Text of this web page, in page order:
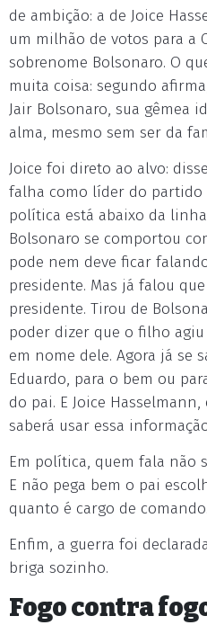
de ambição: a de Joice
um milhão de votos para a
sobrenome Bolsonaro. O
muita coisa: segundo
Jair Bolsonaro, sua gêmea
alma, mesmo sem ser da
Joice foi direto ao alvo:
falha como líder do partido
política está abaixo da
Bolsonaro se comportou
pode nem deve ficar
presidente. Mas já falou
presidente. Tirou de
poder dizer que o filho
em nome dele. Agora já se
Eduardo, para o bem ou
do pai. E Joice
saberá usar essa
Em política, quem fala não
E não pega bem o pai
quanto é cargo de
Enfim, a guerra foi
briga sozinho.
Fogo contra